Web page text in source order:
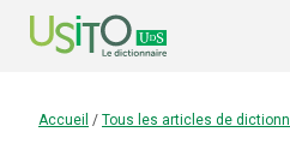
Accueil / Tous les articles de